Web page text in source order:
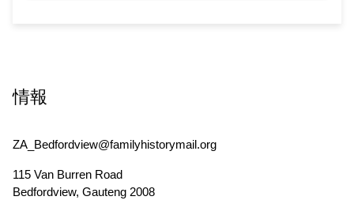
情報
ZA_Bedfordview@familyhistorymail.org
115 Van Burren Road
Bedfordview, Gauteng 2008